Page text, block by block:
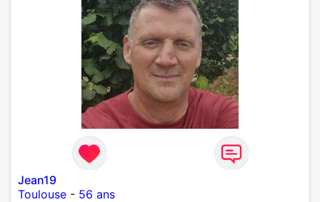
Jean19
Toulouse - 56 ans